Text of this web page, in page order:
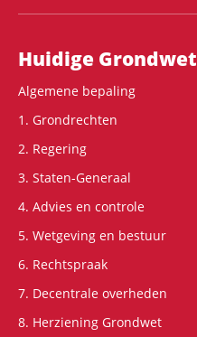
Hoofdnavigatie
Huidige Grondwet
Algemene bepaling
1. Grondrechten
2. Regering
3. Staten-Generaal
4. Advies en controle
5. Wetgeving en bestuur
6. Rechtspraak
7. Decentrale overheden
8. Herziening Grondwet